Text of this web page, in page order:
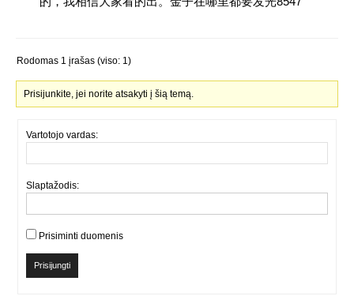
Rodomas 1 įrašas (viso: 1)
Prisijunkite, jei norite atsakyti į šią temą.
Vartotojo vardas:
Slaptažodis:
Prisiminti duomenis
Prisijungti